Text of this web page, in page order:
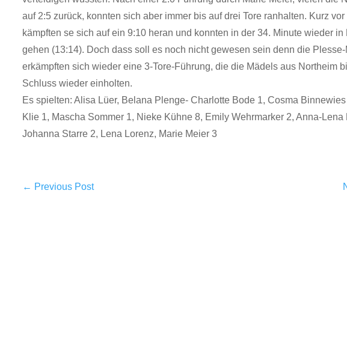
auf 2:5 zurück, konnten sich aber immer bis auf drei Tore ranhalten. Kurz
kämpften se sich auf ein 9:10 heran und konnten in der 34. Minute wieder in
gehen (13:14). Doch dass soll es noch nicht gewesen sein denn die
erkämpften sich wieder eine 3-Tore-Führung, die die Mädels aus Northeim
Schluss wieder einholten.
Es spielten: Alisa Lüer, Belana Plenge- Charlotte Bode 1, Cosma
Klie 1, Mascha Sommer 1, Nieke Kühne 8, Emily Wehrmarker 2, Anna-Lena
Johanna Starre 2, Lena Lorenz, Marie Meier 3
← Previous Post